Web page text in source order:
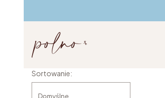
Lista produktów
Sortowanie:
Domyślne